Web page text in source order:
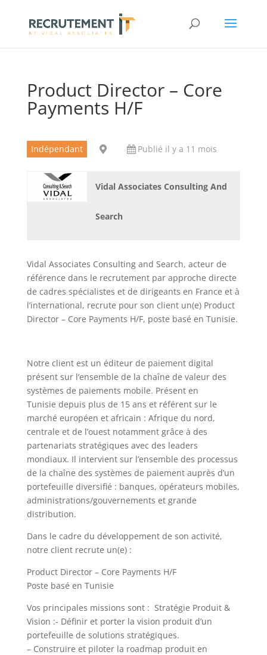
Product Director – Core
Payments H/F
Indépendant Publié il y a 11 mois
Vidal Associates Consulting And
Search
Vidal Associates Consulting and Search, acteur de
référence dans le recrutement par approche directe
de cadres spécialistes et de dirigeants en France et à
l’international, recrute pour son client un(e) Product
Director – Core Payments H/F, poste basé en Tunisie.
Notre client est un éditeur de paiement digital
présent sur l’ensemble de la chaîne de valeur des
systèmes de paiements mobile. Présent en
Tunisie depuis plus de 15 ans et référent sur le
marché européen et africain : Afrique du nord,
centrale et de l’ouest notamment grâce à des
partenariats stratégiques avec des leaders
mondiaux. Il intervient sur l’ensemble des processus
de la chaîne des systèmes de paiement auprès d’un
portefeuille diversifié : banques, opérateurs mobiles,
administrations/gouvernements et grande
distribution.
Dans le cadre du développement de son activité,
notre client recrute un(e) :
Product Director – Core Payments H/F
Poste basé en Tunisie
Vos principales missions sont : Stratégie Produit &
Vision :- Définir et porter la vision produit d’un
portefeuille de solutions stratégiques.
– Construire et piloter la roadmap produit en